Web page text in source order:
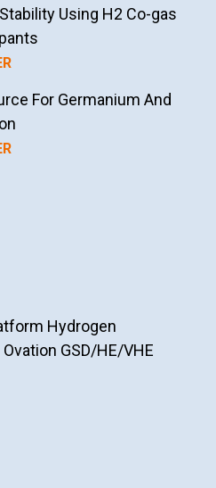
Using H2 Co-gas
For Germanium And
Hydrogen
GSD/HE/VHE